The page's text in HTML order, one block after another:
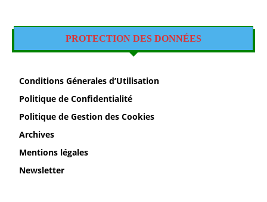
PROTECTION DES DONNÉES
Conditions Génerales d’Utilisation
Politique de Confidentialité
Politique de Gestion des Cookies
Archives
Mentions légales
Newsletter